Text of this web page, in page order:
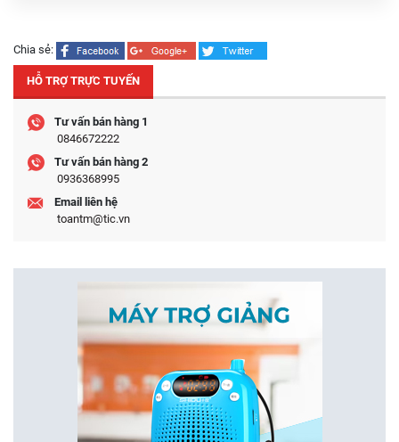
Chia sẻ:
HỖ TRỢ TRỰC TUYẾN
Tư vấn bán hàng 1
0846672222
Tư vấn bán hàng 2
0936368995
Email liên hệ
toantm@tic.vn